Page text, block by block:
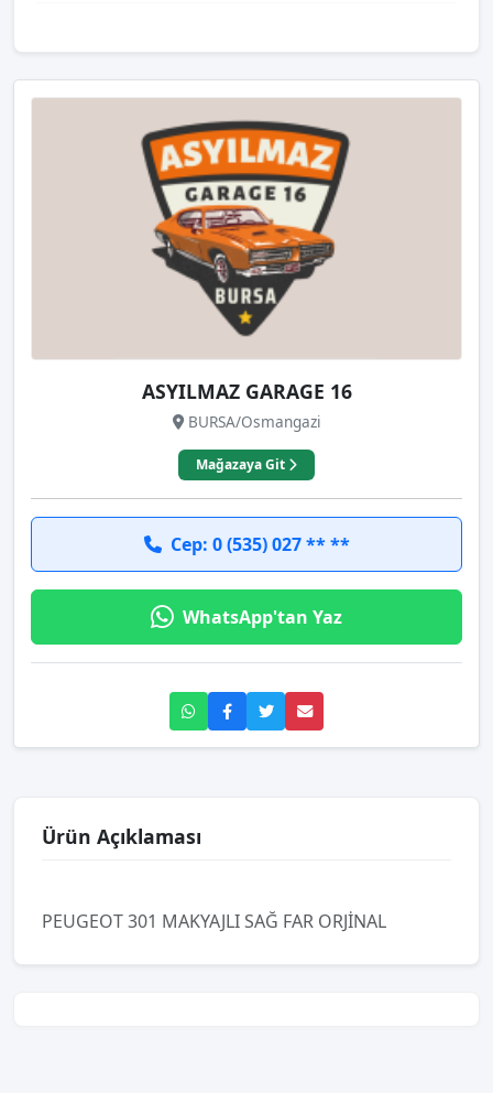
ASYILMAZ GARAGE 16
BURSA/Osmangazi
Mağazaya Git
Cep: 0 (535) 027 ** **
WhatsApp'tan Yaz
Ürün Açıklaması
PEUGEOT 301 MAKYAJLI SAĞ FAR ORJİNAL